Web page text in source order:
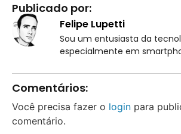
Publicado por:
Felipe Lupetti
Sou um entusiasta da
especialmente em
Comentários:
Você precisa fazer o login para
comentário.